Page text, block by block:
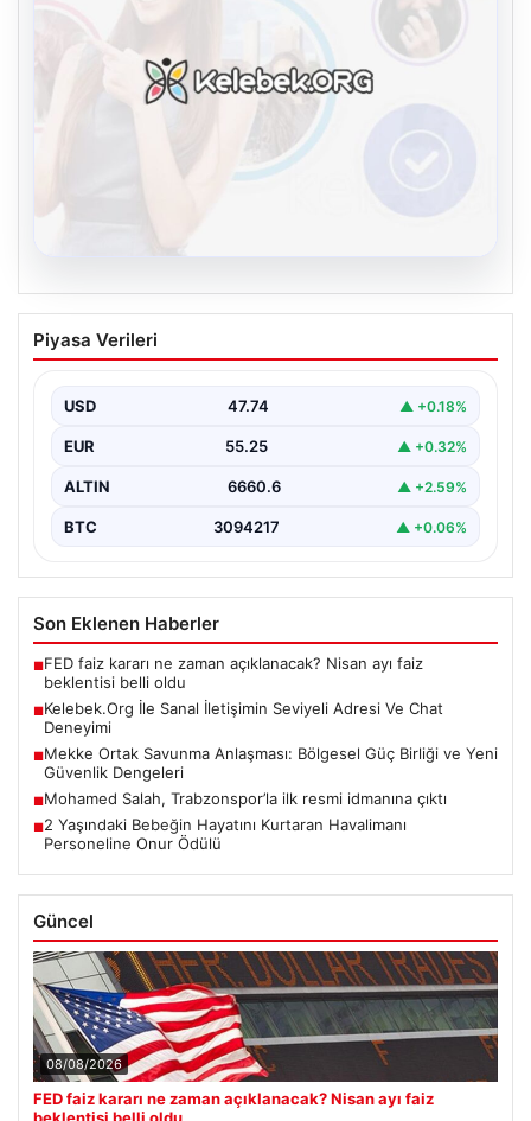
08.08.2026
Kelebek.Org İle Sanal İletişimin Seviyeli
Adresi Ve Chat Deneyimi
iletişim kurması büyük bir önem barındırmaktadır.
Günümüzde birçok…
Piyasa Verileri
USD 47.74 ▲ +0.18%
EUR 55.25 ▲ +0.32%
ALTIN 6660.6 ▲ +2.59%
BTC 3094217 ▲ +0.06%
Son Eklenen Haberler
■FED faiz kararı ne zaman açıklanacak? Nisan ayı faiz
beklentisi belli oldu
■Kelebek.Org İle Sanal İletişimin Seviyeli Adresi Ve Chat
Deneyimi
■Mekke Ortak Savunma Anlaşması: Bölgesel Güç Birliği ve Yeni
Güvenlik Dengeleri
■Mohamed Salah, Trabzonspor’la ilk resmi idmanına çıktı
■2 Yaşındaki Bebeğin Hayatını Kurtaran Havalimanı
Personeline Onur Ödülü
Güncel
08/08/2026
FED faiz kararı ne zaman açıklanacak? Nisan ayı faiz